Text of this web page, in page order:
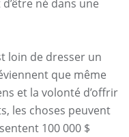
né dans une
loin de dresser un
que même
et la volonté d’offrir
les choses peuvent
100 000 $